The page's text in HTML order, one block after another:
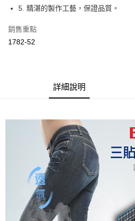
付款後萊爾富取貨
每筆NT$60，滿NT$1,000(含以上)免運費
付款後7-11取貨
每筆NT$80，滿NT$1,500(含以上)免運費
5. 精湛的製作工藝，保證品質。
銷售重點
1782-52
詳細說明